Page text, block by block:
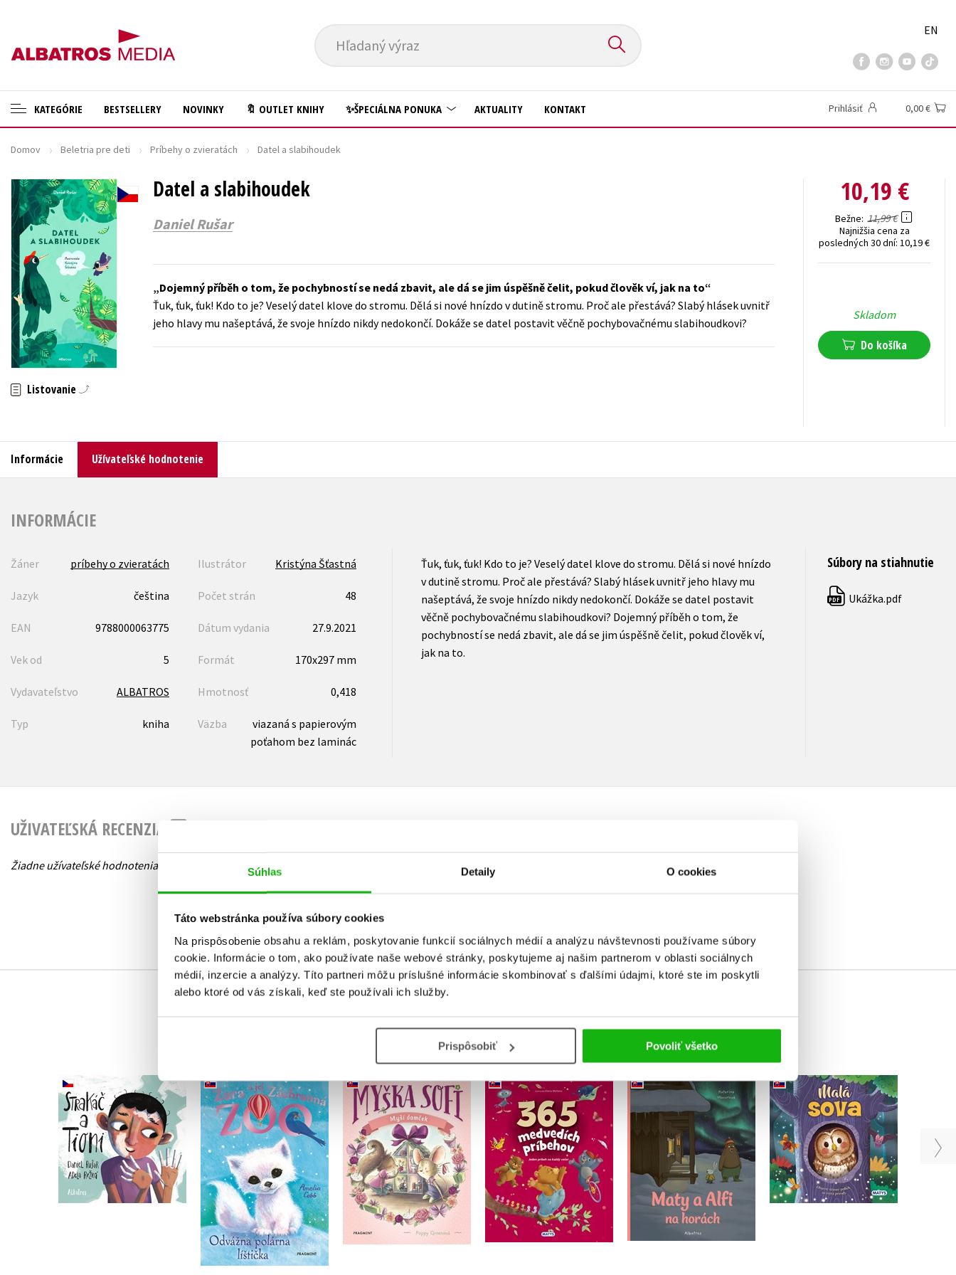
Súhlas Detaily O cookies
Táto webstránka používa súbory cookies
Na prispôsobenie obsahu a reklám, poskytovanie funkcií sociálnych médií a analýzu návštevnosti používame súbory
cookie. Informácie o tom, ako používate naše webové stránky, poskytujeme aj našim partnerom v oblasti sociálnych
médií, inzercie a analýzy. Títo partneri môžu príslušné informácie skombinovať s ďalšími údajmi, ktoré ste im poskytli
alebo ktoré od vás získali, keď ste používali ich služby.
Prispôsobiť Povoliť všetko
Hľadaný výraz
EN
KATEGÓRIE
🛍️ Darčekové poukazy
✍️Knihy s podpisom
🎁 Limitované balíčky
🔥 Výhodné predpredaje
🏷️ Zlacnené knihy
⚔️ Zaklínač na CD
🔖Outlet knihy
Auto - moto
Cestovanie
Darčekové publikácie
Doplnkový sortiment
Ezoterika a duchovný svet
História a military
Humanitné a spoločenské vedy
Počítače
Poézia
Učebnice
Umenie a kultúra
Výchova a pedagogika
Young adult
BESTSELLERY NOVINKY 🔖 OUTLET KNIHY ✨ŠPECIÁLNA PONUKA AKTUALITY KONTAKT Prihlásiť 0,00 €
Domov Beletria pre deti Príbehy o zvieratách Datel a slabihoudek
Datel a slabihoudek
Daniel Rušar
Listovanie
Dojemný příběh o tom, že pochybností se nedá zbavit, ale dá se jim úspěšně čelit, pokud člověk ví, jak na to
Ťuk, ťuk, ťuk! Kdo to je? Veselý datel klove do stromu. Dělá si nové hnízdo v dutině stromu. Proč ale přestává? Slabý hlásek uvnitř
jeho hlavy mu našeptává, že svoje hnízdo nikdy nedokončí. Dokáže se datel postavit věčně pochybovačnému slabihoudkovi?
10,19 €
Bežne 11,99 €
Najnižšia cena za
posledných 30 dní: 10,19 €
Skladom
Do košíka
Informácie Užívateľské hodnotenie
INFORMÁCIE
Žáner príbehy o zvieratách Ilustrátor Kristýna Šťastná
Jazyk čeština Počet strán 48
EAN 9788000063775 Dátum vydania 27.9.2021
Vek od 5 Formát 170x297 mm
Vydavateľstvo ALBATROS Hmotnosť 0,418
Typ kniha Väzba
viazaná s papierovým
poťahom bez laminác
Ťuk, ťuk, ťuk! Kdo to je? Veselý datel klove do stromu. Dělá si nové hnízdo
v dutině stromu. Proč ale přestává? Slabý hlásek uvnitř jeho hlavy mu
našeptává, že svoje hnízdo nikdy nedokončí. Dokáže se datel postavit
věčně pochybovačnému slabihoudkovi? Dojemný příběh o tom, že
pochybností se nedá zbavit, ale dá se jim úspěšně čelit, pokud člověk ví,
jak na to.
Súbory na stiahnutie
PDF Ukážka.pdf
UŽIVATEĽSKÁ RECENZIA
Žiadne užívateľské hodnotenia nie sú dostupné.
Používateľskú recenziu môžu vkladať len registrovaní užívatelia
Prihlásiť
Strakáč a Tioni
Daniel Rušar
Zara a jej Záchranná
zoo - Odvážna polárna
líštička
Amelia Cobb
Do košíka
7,64 €
Myška Sofi 11: Myší
domček
Poppy Greenová
Do košíka
6,79 €
365 medvedích
príbehov
Christian Jeremies
Do košíka
14,44 €
Maty a Alfi na horách
Katarína Macurová
Do košíka
11,04 €
Malá sova
Rose Harkness